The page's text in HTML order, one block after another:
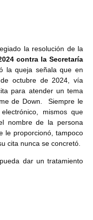
la resolución de la
contra la Secretaría
la queja señala que en
octubre de 2024, vía
para atender un tema
de Down. Siempre le
mismos que
nombre de la persona
le proporcionó, tampoco
cita nunca se concretó.
dar un tratamiento